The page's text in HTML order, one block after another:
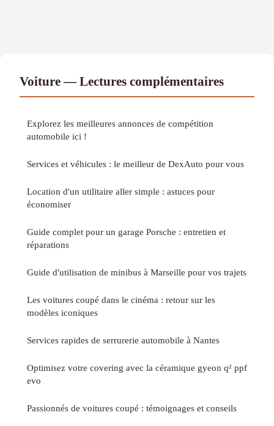
Voiture — Lectures complémentaires
Explorez les meilleures annonces de compétition
automobile ici !
Services et véhicules : le meilleur de DexAuto pour vous
Location d'un utilitaire aller simple : astuces pour
économiser
Guide complet pour un garage Porsche : entretien et
réparations
Guide d'utilisation de minibus à Marseille pour vos trajets
Les voitures coupé dans le cinéma : retour sur les
modèles iconiques
Services rapides de serrurerie automobile à Nantes
Optimisez votre covering avec la céramique gyeon q² ppf
evo
Passionnés de voitures coupé : témoignages et conseils